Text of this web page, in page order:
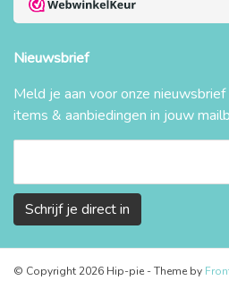
Nieuwsbrief
Meld je aan voor onze
items & aanbiedingen in jouw
Schrijf je direct in
© Copyright 2026 Hip-pie - Theme by